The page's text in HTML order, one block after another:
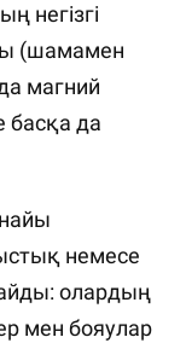
негізгі
(шамамен
магний
басқа да
немесе
олардың
мен бояулар